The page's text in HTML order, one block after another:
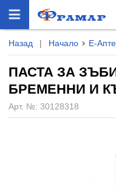
Назад | Начало Е-
ПАСТА ЗА
БРЕМЕННИ И
Арт. №: 30128318